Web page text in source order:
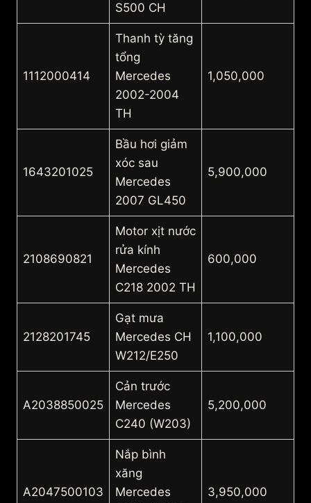
S500 CH
1112000414
Thanh tỳ tăng
tổng
Mercedes
2002-2004
TH
1,050,000
1643201025
Bầu hơi giảm
xóc sau
Mercedes
2007 GL450
5,900,000
2108690821
Motor xịt nước
rửa kính
Mercedes
C218 2002 TH
600,000
2128201745
Gạt mưa
Mercedes CH
W212/E250
1,100,000
A2038850025
Cản trước
Mercedes
C240 (W203)
5,200,000
A2047500103
Nắp bình
xăng
Mercedes
3,950,000